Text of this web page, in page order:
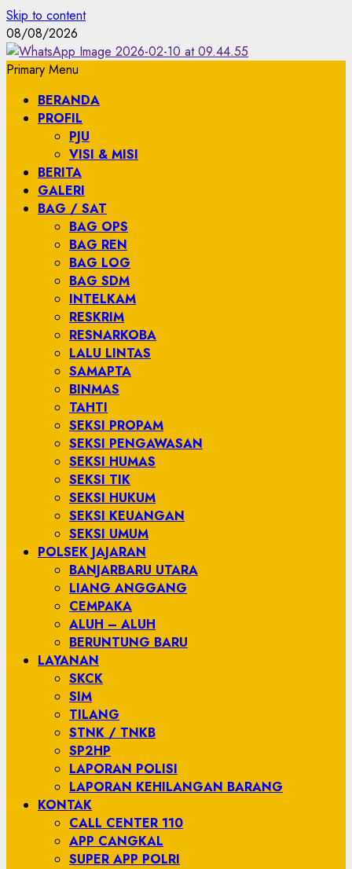
Skip to content
08/08/2026
Primary Menu
BERANDA
PROFIL
PJU
VISI & MISI
BERITA
GALERI
BAG / SAT
BAG OPS
BAG REN
BAG LOG
BAG SDM
INTELKAM
RESKRIM
RESNARKOBA
LALU LINTAS
SAMAPTA
BINMAS
TAHTI
SEKSI PROPAM
SEKSI PENGAWASAN
SEKSI HUMAS
SEKSI TIK
SEKSI HUKUM
SEKSI KEUANGAN
SEKSI UMUM
POLSEK JAJARAN
BANJARBARU UTARA
LIANG ANGGANG
CEMPAKA
ALUH – ALUH
BERUNTUNG BARU
LAYANAN
SKCK
SIM
TILANG
STNK / TNKB
SP2HP
LAPORAN POLISI
LAPORAN KEHILANGAN BARANG
KONTAK
CALL CENTER 110
APP CANGKAL
SUPER APP POLRI